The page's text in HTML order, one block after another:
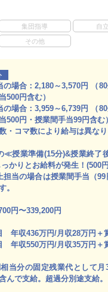
集団指導 自
その他
の場合：2,180～3,570円 （
500円含む）
の場合：3,959～6,739円 （
500円・授業間手当99円含む）
・コマ数により給与は異なり
≪授業準備(15分)&授業終了
かりとお給料が発生！(500
担当の場合は授業間手当（
。
円〜339,200円
年収436万円/月収28万円＋
年収550万円/月収35万円＋
当分の固定残業代として月
んで支給。超過分別途支給。